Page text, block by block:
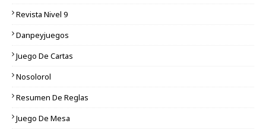
Revista Nivel 9
Danpeyjuegos
Juego De Cartas
Nosolorol
Resumen De Reglas
Juego De Mesa